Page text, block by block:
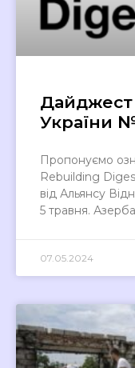
Дайджест
України
Пропонуємо
Rebuilding
від Альянсу
5 травня.
07.05.2024